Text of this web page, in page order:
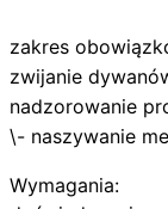
zakres
zwijanie
nadzorowanie
\- naszywanie
Wymagania: